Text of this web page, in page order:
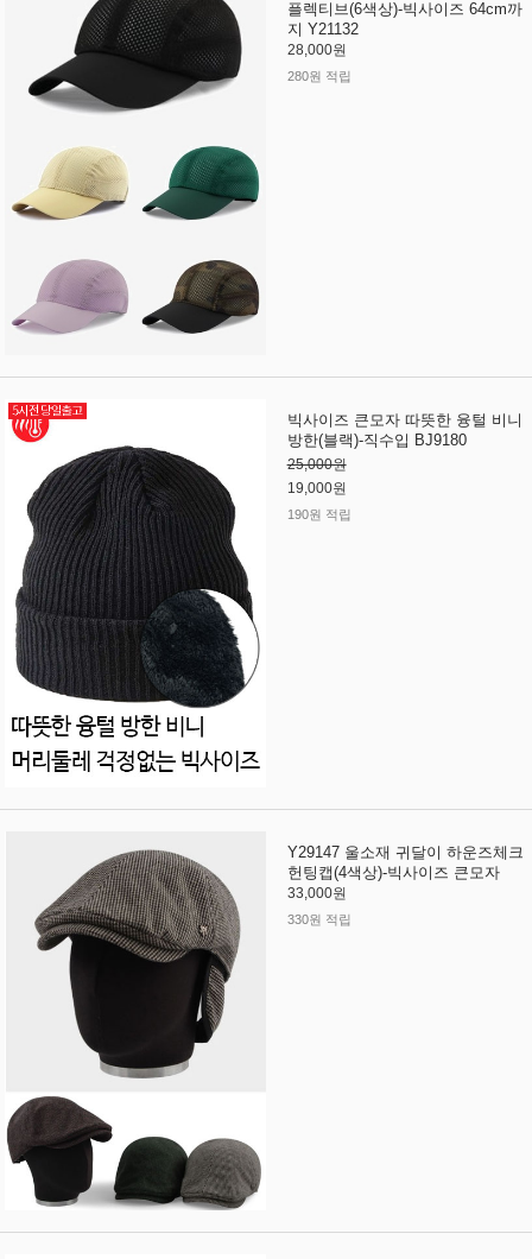
플렉티브(6색상)-빅사이즈 64cm까
지 Y21132
28,000원
280원 적립
빅사이즈 큰모자 따뜻한 융털 비니
방한(블랙)-직수입 BJ9180
25,000원
19,000원
190원 적립
Y29147 울소재 귀달이 하운즈체크
헌팅캡(4색상)-빅사이즈 큰모자
33,000원
330원 적립